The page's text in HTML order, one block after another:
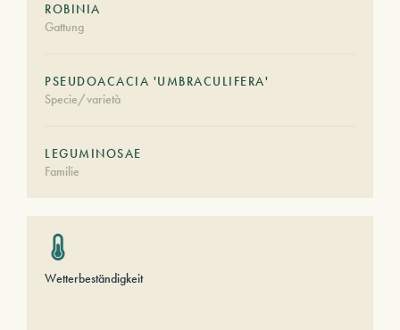
ROBINIA
Gattung
PSEUDOACACIA 'UMBRACULIFERA'
Specie/varietà
LEGUMINOSAE
Familie
Wetterbeständigkeit